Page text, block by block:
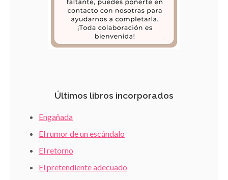
Últimos libros incorporados
Engañada
El rumor de un escándalo
El retorno
El pretendiente adecuado